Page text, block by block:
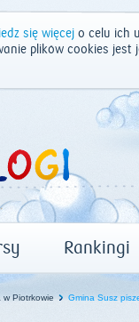
się więcej o celu ich
plików cookies
Rankingi
w Piotrkowie Gmina Susz